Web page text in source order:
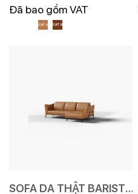
Đã bao gồm VAT
SOFA DA THẬT BARISTA